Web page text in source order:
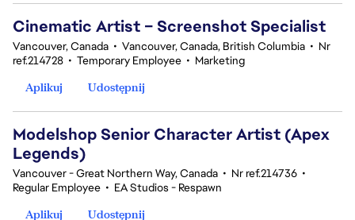
Cinematic Artist – Screenshot Specialist
Vancouver, Canada • Vancouver, Canada, British Columbia • Nr
ref.214728 • Temporary Employee • Marketing
Aplikuj
Udostępnij
Modelshop Senior Character Artist (Apex
Legends)
Vancouver - Great Northern Way, Canada • Nr ref.214736 •
Regular Employee • EA Studios - Respawn
Aplikuj
Udostępnij